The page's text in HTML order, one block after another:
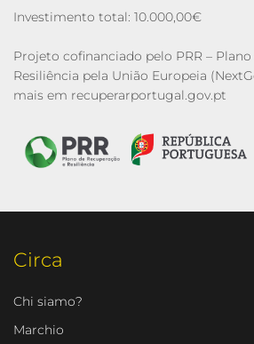
Investimento total: 10.000,00€
Projeto cofinanciado pelo PRR –
Resiliência pela União Europeia
mais em recuperarportugal.gov.pt
Circa
Chi siamo?
Marchio